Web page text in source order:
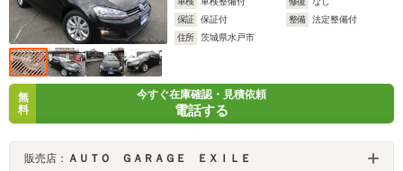
保証
保証付 整備
法定整備付
住所
茨城県水戸市
無
料
今すぐ在庫確認・見積依頼
電話する
販売店： ＡＵＴＯ ＧＡＲＡＧＥ ＥＸＩＬＥ